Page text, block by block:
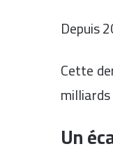
Depuis
Cette
Un